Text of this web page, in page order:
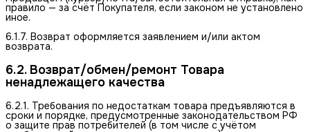
правило — за счёт Покупателя, если законом не установлено
иное.
6.1.7. Возврат оформляется заявлением и/или актом
возврата.
6.2. Возврат/обмен/ремонт Товара
ненадлежащего качества
6.2.1. Требования по недостаткам товара предъявляются в
сроки и порядке, предусмотренные законодательством РФ
о защите прав потребителей (в том числе с учётом